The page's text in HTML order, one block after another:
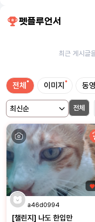
펫플루언서
최근 게시글
전체 이미지 동
전체
a46d0994
[챌린지] 나도 한입만